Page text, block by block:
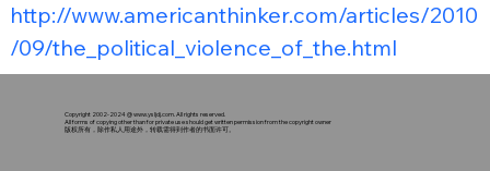
http://www.americanthinker.com/articles/2010
/09/the_political_violence_of_the.html
Copyright 2002-2024 @www.ysljdj.com. All rights reserved.
All forms of copying other than for private use should get written permission from the copyright owner
版权所有，除作私人用途外，转载需得到作者的书面许可。